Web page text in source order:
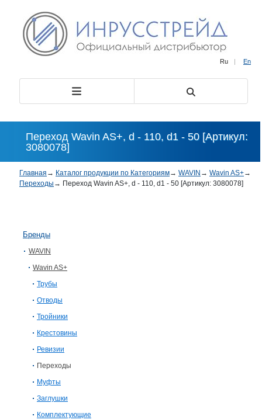
Ru | En
Переход Wavin AS+, d - 110, d1 - 50 [Артикул:
3080078]
Главная → Каталог продукции по Категориям→ WAVIN → Wavin AS+→
Переходы → Переход Wavin AS+, d - 110, d1 - 50 [Артикул: 3080078]
Бренды
WAVIN
Wavin AS+
Трубы
Отводы
Тройники
Крестовины
Ревизии
Переходы
Муфты
Заглушки
Комплектующие